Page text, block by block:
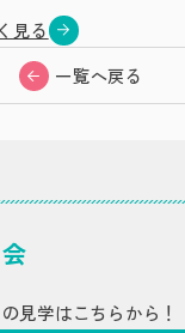
見る
一覧へ戻る
見学はこちらから！